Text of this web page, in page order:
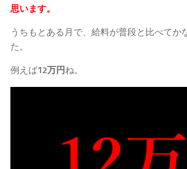
思います。
うちもとある月で、給料が普段と比べてか
た。
例えば12万円ね。